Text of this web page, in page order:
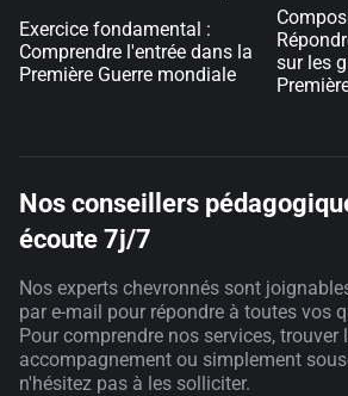
Exercice fondamental :
Comprendre l'entrée dans la
Première Guerre mondiale
sur les
Nos conseillers
écoute 7j/7
Nos experts chevronnés sont
par e-mail pour répondre à toutes vos
Pour comprendre nos services, trouver
accompagnement ou simplement
n'hésitez pas à les solliciter.